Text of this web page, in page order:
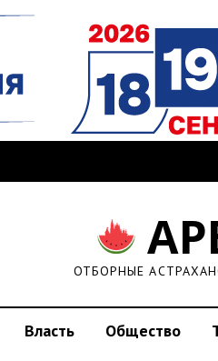
ОТБОРНЫЕ
Власть Общество